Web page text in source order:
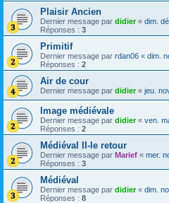
Plaisir Ancien
Dernier message par didier« dim.
Réponses : 3
Primitif
Dernier message par rdan06 « dim.
Réponses : 2
Air de cour
Dernier message par didier« jeu.
Image médiévale
Dernier message par didier« ven.
Réponses : 2
Médiéval II-le retour
Dernier message par Marief « mer.
Réponses : 3
Médiéval
Dernier message par didier« dim.
Réponses : 8